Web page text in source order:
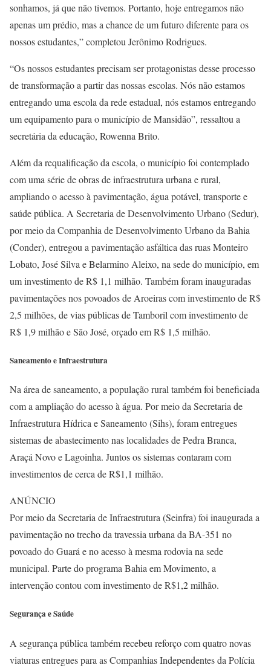
sonhamos, já que não tivemos. Portanto, hoje entregamos não
apenas um prédio, mas a chance de um futuro diferente para os
nossos estudantes,” completou Jerônimo Rodrigues.
“Os nossos estudantes precisam ser protagonistas desse processo
de transformação a partir das nossas escolas. Nós não estamos
entregando uma escola da rede estadual, nós estamos entregando
um equipamento para o município de Mansidão”, ressaltou a
secretária da educação, Rowenna Brito.
Além da requalificação da escola, o município foi contemplado
com uma série de obras de infraestrutura urbana e rural,
ampliando o acesso à pavimentação, água potável, transporte e
saúde pública. A Secretaria de Desenvolvimento Urbano (Sedur),
por meio da Companhia de Desenvolvimento Urbano da Bahia
(Conder), entregou a pavimentação asfáltica das ruas Monteiro
Lobato, José Silva e Belarmino Aleixo, na sede do município, em
um investimento de R$ 1,1 milhão. Também foram inauguradas
pavimentações nos povoados de Aroeiras com investimento de R$
2,5 milhões, de vias públicas de Tamboril com investimento de
R$ 1,9 milhão e São José, orçado em R$ 1,5 milhão.
Saneamento e Infraestrutura
Na área de saneamento, a população rural também foi beneficiada
com a ampliação do acesso à água. Por meio da Secretaria de
Infraestrutura Hídrica e Saneamento (Sihs), foram entregues
sistemas de abastecimento nas localidades de Pedra Branca,
Araçá Novo e Lagoinha. Juntos os sistemas contaram com
investimentos de cerca de R$1,1 milhão.
ANÚNCIO
Por meio da Secretaria de Infraestrutura (Seinfra) foi inaugurada a
pavimentação no trecho da travessia urbana da BA-351 no
povoado do Guará e no acesso à mesma rodovia na sede
municipal. Parte do programa Bahia em Movimento, a
intervenção contou com investimento de R$1,2 milhão.
Segurança e Saúde
A segurança pública também recebeu reforço com quatro novas
viaturas entregues para as Companhias Independentes da Polícia